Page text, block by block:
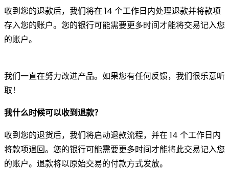
收到您的退款后，我们将在 14 个工作日内处理退款并将款项
存入您的账户。您的银行可能需要更多时间才能将交易记入您
的账户。
我们一直在努力改进产品。如果您有任何反馈，我们很乐意听
取！
我什么时候可以收到退款？
收到您的退货后，我们将启动退款流程，并在 14 个工作日内
将款项退回。您的银行可能需要更多时间才能将此交易记入您
的账户。退款将以原始交易的付款方式发放。